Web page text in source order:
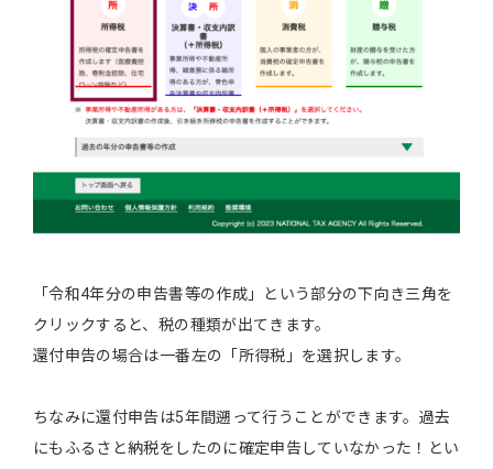
「令和4年分の申告書等の作成」という部分の下向き三角を
クリックすると、税の種類が出てきます。
還付申告の場合は一番左の「所得税」を選択します。
ちなみに還付申告は5年間遡って行うことができます。過去
にもふるさと納税をしたのに確定申告していなかった！とい